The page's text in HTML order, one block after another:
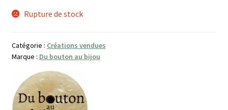
Rupture de stock
Catégorie : Créations vendues
Marque : Du bouton au bijou